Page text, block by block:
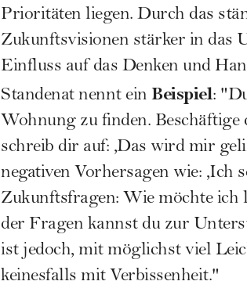
Prioritäten liegen. Durch das
Zukunftsvisionen stärker in das
Einfluss auf das Denken und
Standenat nennt ein Beispiel:
Wohnung zu finden.
schreib dir auf: ,Das wird mir
negativen Vorhersagen wie: ,Ich
Zukunftsfragen: Wie möchte ich
der Fragen kannst du zur
ist jedoch, mit möglichst viel
keinesfalls mit Verbissenheit."